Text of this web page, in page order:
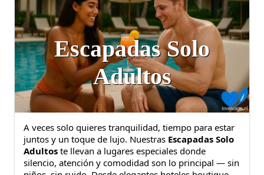
Escapadas Solo
Adultos
A veces solo quieres tranquilidad, tiempo para estar
juntos y un toque de lujo. Nuestras Escapadas Solo
Adultos te llevan a lugares especiales donde
silencio, atención y comodidad son lo principal — sin